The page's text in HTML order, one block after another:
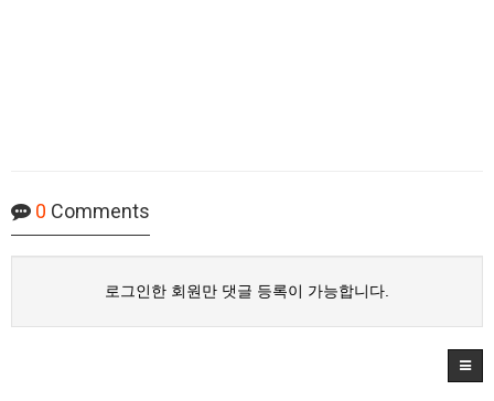
0 Comments
로그인한 회원만 댓글 등록이 가능합니다.